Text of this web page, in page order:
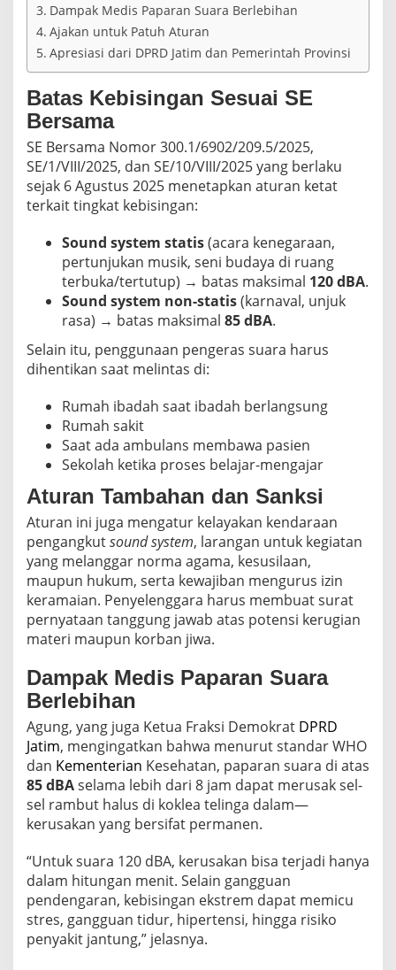
n
t
e
t
a
n
Dampak Medis Paparan Suara Berlebihan
Ajakan untuk Patuh Aturan
Apresiasi dari DPRD Jatim dan Pemerintah Provinsi
Batas Kebisingan Sesuai SE
Bersama
SE Bersama Nomor 300.1/6902/209.5/2025,
SE/1/VIII/2025, dan SE/10/VIII/2025 yang berlaku
sejak 6 Agustus 2025 menetapkan aturan ketat
terkait tingkat kebisingan:
Sound system statis(acara kenegaraan,
pertunjukan musik, seni budaya di ruang
terbuka/tertutup) → batas maksimal 120 dBA.
Sound system non-statis(karnaval, unjuk
rasa) → batas maksimal 85 dBA.
Selain itu, penggunaan pengeras suara harus
dihentikan saat melintas di:
Rumah ibadah saat ibadah berlangsung
Rumah sakit
Saat ada ambulans membawa pasien
Sekolah ketika proses belajar-mengajar
Aturan Tambahan dan Sanksi
Aturan ini juga mengatur kelayakan kendaraan
pengangkutsound system, larangan untuk kegiatan
yang melanggar norma agama, kesusilaan,
maupun hukum, serta kewajiban mengurus izin
keramaian. Penyelenggara harus membuat surat
pernyataan tanggung jawab atas potensi kerugian
materi maupun korban jiwa.
Dampak Medis Paparan Suara
Berlebihan
Agung, yang juga Ketua Fraksi Demokrat DPRD
Jatim, mengingatkan bahwa menurut standar WHO
dan Kementerian Kesehatan, paparan suara di atas
85 dBAselama lebih dari 8 jam dapat merusak sel-
sel rambut halus di koklea telinga dalam—
kerusakan yang bersifat permanen.
“Untuk suara 120 dBA, kerusakan bisa terjadi hanya
dalam hitungan menit. Selain gangguan
pendengaran, kebisingan ekstrem dapat memicu
stres, gangguan tidur, hipertensi, hingga risiko
penyakit jantung,” jelasnya.